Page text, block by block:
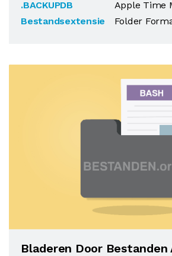
.BACKUPDB
Bestandsextensie
Apple Time
Folder
Bladeren Door Bestanden